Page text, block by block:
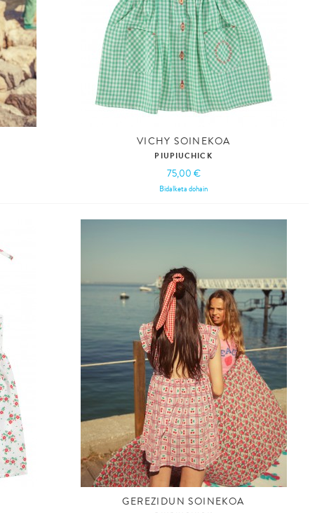
VICHY SOINEKOA
PIUPIUCHICK
75,00 €
Bidalketa dohain
GEREZIDUN SOINEKOA